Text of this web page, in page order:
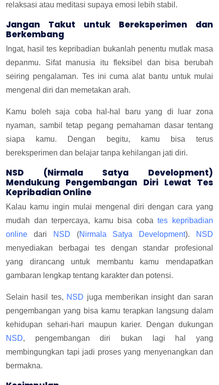
relaksasi atau meditasi supaya emosi lebih stabil.
Jangan Takut untuk Bereksperimen dan
Berkembang
Ingat, hasil tes kepribadian bukanlah penentu mutlak masa
depanmu. Sifat manusia itu fleksibel dan bisa berubah
seiring pengalaman. Tes ini cuma alat bantu untuk mulai
mengenal diri dan memetakan arah.
Kamu boleh saja coba hal-hal baru yang di luar zona
nyaman, sambil tetap pegang pemahaman dasar tentang
siapa kamu. Dengan begitu, kamu bisa terus
bereksperimen dan belajar tanpa kehilangan jati diri.
NSD (Nirmala Satya Development)
Mendukung Pengembangan Diri Lewat Tes
Kepribadian Online
Kalau kamu ingin mulai mengenal diri dengan cara yang
mudah dan terpercaya, kamu bisa cobates kepribadian
online dari NSD (Nirmala Satya Development).
NSD
menyediakan berbagai tes dengan standar profesional
yang dirancang untuk membantu kamu mendapatkan
gambaran lengkap tentang karakter dan potensi.
Selain hasil tes, NSD juga memberikan insight dan saran
pengembangan yang bisa kamu terapkan langsung dalam
kehidupan sehari-hari maupun karier. Dengan dukungan
NSD, pengembangan diri bukan lagi hal yang
membingungkan tapi jadi proses yang menyenangkan dan
bermakna.